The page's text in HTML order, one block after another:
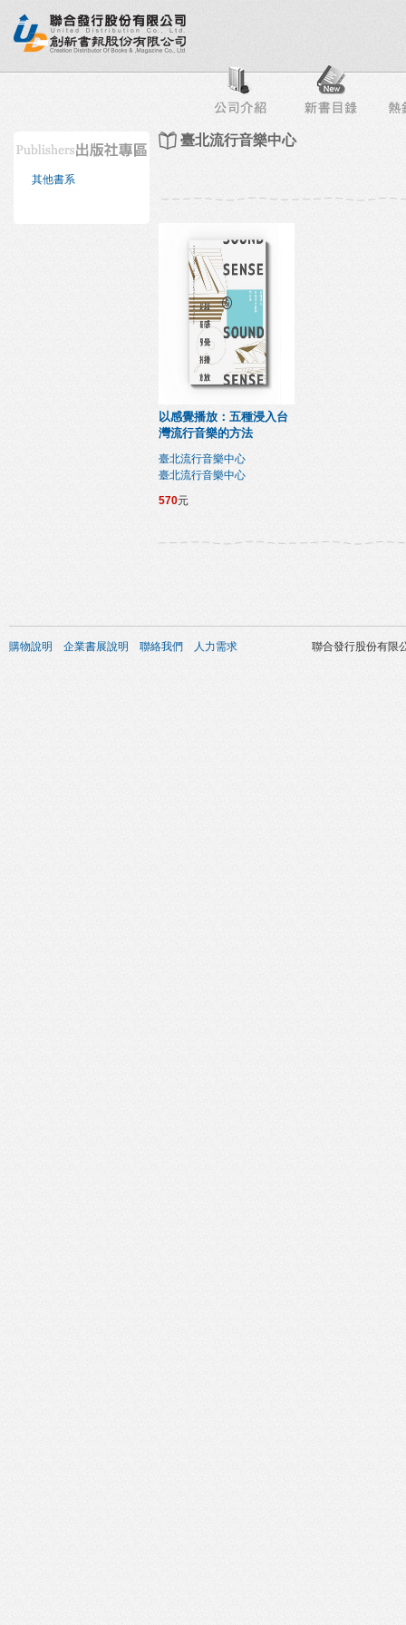
榜 出版社專區 書店專區 目錄下載 會員服務
其他書系
臺北流行音樂中心
以感覺播放：五種浸入台
灣流行音樂的方法
臺北流行音樂中心
臺北流行音樂中心
570元
購物說明 企業書展說明 聯絡我們 人力需求 聯合發行股份有限